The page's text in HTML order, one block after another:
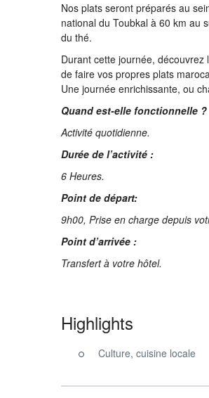
Nos plats seront préparés au
national du Toubkal à 60 km au
du thé.
Durant cette journée, découvrez
de faire vos propres plats
Une journée enrichissante, ou
Quand est-elle fonctionnelle ?
Activité quotidienne.
Durée de l’activité :
6 Heures.
Point de départ:
9h00, Prise en charge depuis
Point d’arrivée :
Transfert à votre hôtel.
Highlights
Culture, cuisine locale